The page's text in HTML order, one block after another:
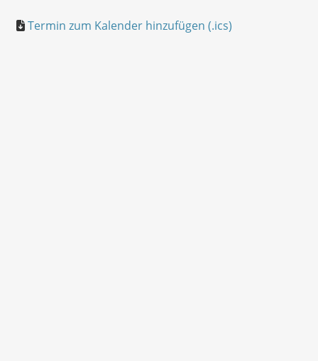
Termin zum Kalender hinzufügen (.ics)